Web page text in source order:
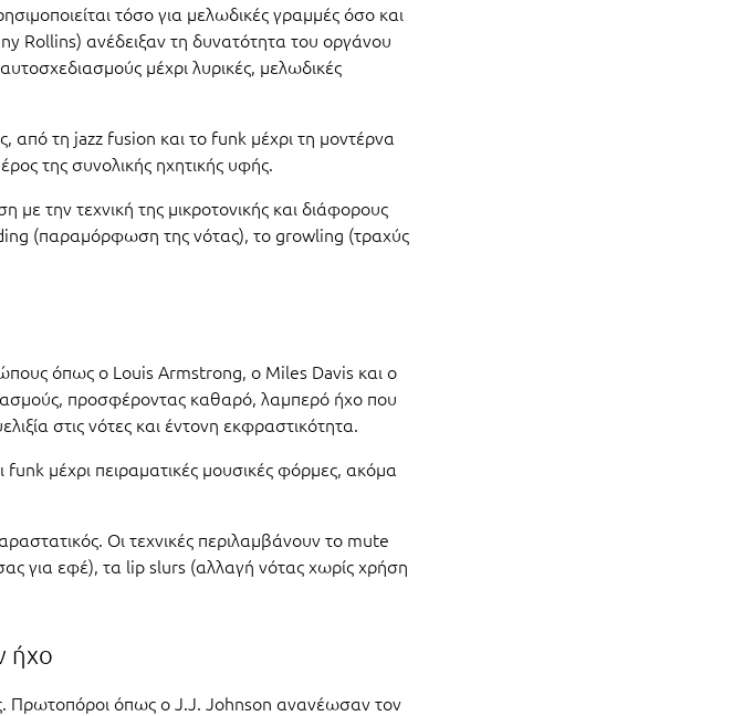
τόσο για μελωδικές γραμμές όσο και
Rollins) ανέδειξαν τη δυνατότητα του οργάνου
μέχρι λυρικές, μελωδικές
από τη jazz fusion και το funk μέχρι τη μοντέρνα
της συνολικής ηχητικής υφής.
την τεχνική της μικροτονικής και διάφορους
(παραμόρφωση της νότας), το growling (τραχύς
όπως ο Louis Armstrong, ο Miles Davis και ο
προσφέροντας καθαρό, λαμπερό ήχο που
στις νότες και έντονη εκφραστικότητα.
μέχρι πειραματικές μουσικές φόρμες, ακόμα
Οι τεχνικές περιλαμβάνουν το mute
για εφέ), τα lip slurs (αλλαγή νότας χωρίς χρήση
ήχο
Πρωτοπόροι όπως ο J.J. Johnson ανανέωσαν τον